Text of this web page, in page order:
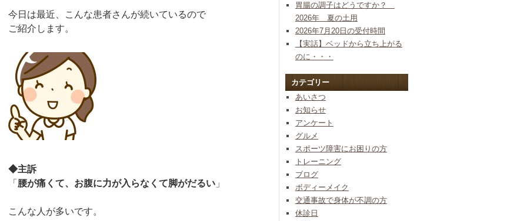
胃腸の調子はどうですか？
2026年 夏の土用
2026年7月20日の受付時間
【実話】ベッドから立ち上がる
のに・・・
カテゴリー
あいさつ
お知らせ
アンケート
グルメ
スポーツ障害にお困りの方
トレーニング
ブログ
ボディーメイク
交通事故で身体が不調の方
休診日
今日は最近、こんな患者さんが続いているので
ご紹介します。
◆主訴
「 腰が痛くて、お腹に力が入らなくて脚がだるい 」
こんな人が多いです。